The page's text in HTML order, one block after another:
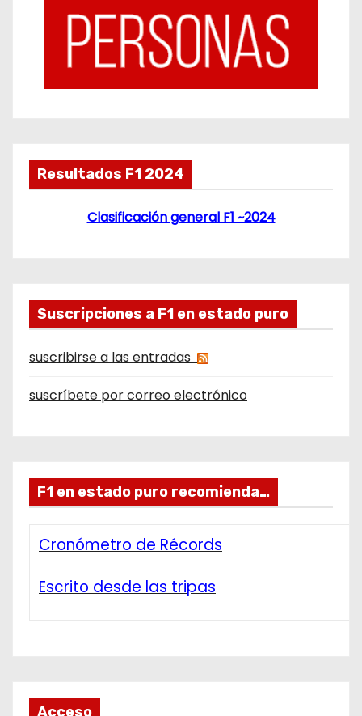
Resultados F1 2024
Clasificación general F1 ~2024
Suscripciones a F1 en estado puro
suscribirse a las entradas
suscríbete por correo electrónico
F1 en estado puro recomienda…
Cronómetro de Récords
Escrito desde las tripas
Acceso